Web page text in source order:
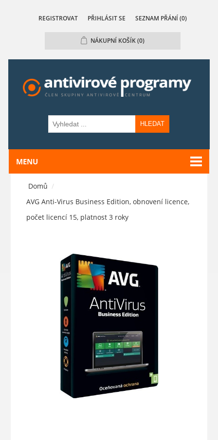
REGISTROVAT PŘIHLÁSIT SE SEZNAM PŘÁNÍ (0)
NÁKUPNÍ KOŠÍK(0)
HLEDAT
MENU
Domů /
AVG Anti-Virus Business Edition, obnovení licence,
počet licencí 15, platnost 3 roky